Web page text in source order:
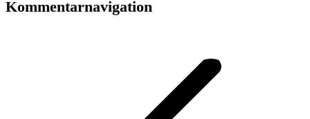
Kommentarnavigation